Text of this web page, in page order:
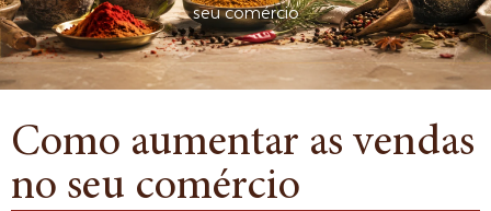
seu comércio
Como aumentar as vendas
no seu comércio